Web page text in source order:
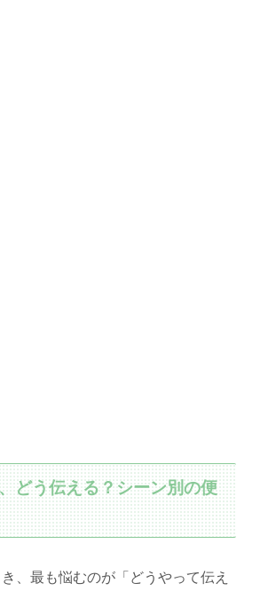
どう伝える？シーン別の便
、最も悩むのが「どうやって伝え